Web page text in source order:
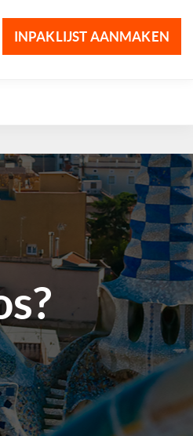
INPAKLIJST AANMAKEN